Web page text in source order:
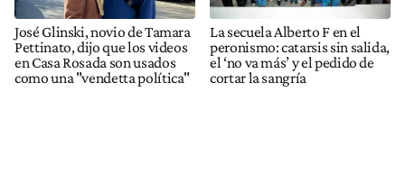
José Glinski, novio de Tamara
Pettinato, dijo que los videos
en Casa Rosada son usados
como una "vendetta política"
La secuela Alberto F en el
peronismo: catarsis sin salida,
el ‘no va más’ y el pedido de
cortar la sangría